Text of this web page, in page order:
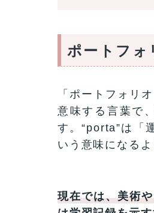
ポートフォ
「ポートフォリ
意味する言葉で
す。“porta”は「
いう意味になるよ
現在では、美術